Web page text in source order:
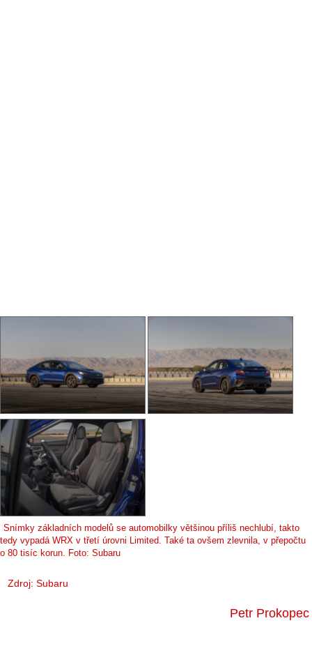
Snímky základních modelů se automobilky většinou příliš nechlubí, takto
tedy vypadá WRX v třetí úrovni Limited. Také ta ovšem zlevnila, v přepočtu
o 80 tisíc korun. Foto: Subaru
Zdroj: Subaru
Petr Prokopec